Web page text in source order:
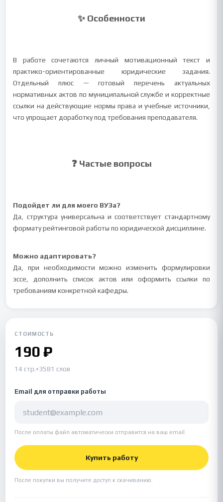
✨ Особенности
В работе сочетаются личный мотивационный текст и
практико-ориентированные юридические задания.
Отдельный плюс — готовый перечень актуальных
нормативных актов по муниципальной службе и корректные
ссылки на действующие нормы права и учебные источники,
что упрощает доработку под требования преподавателя.
❓ Частые вопросы
Подойдет ли для моего ВУЗа?
Да, структура универсальна и соответствует стандартному
формату рейтинговой работы по юридической дисциплине.
Можно адаптировать?
Да, при необходимости можно изменить формулировки
эссе, дополнить список актов или оформить ссылки по
требованиям конкретной кафедры.
СТОИМОСТЬ
190 ₽
14 стр.•3581 слов
Email для отправки работы
После оплаты файл автоматически отправится на ваш email.
Купить работу
После покупки вы получите доступ к скачиванию.